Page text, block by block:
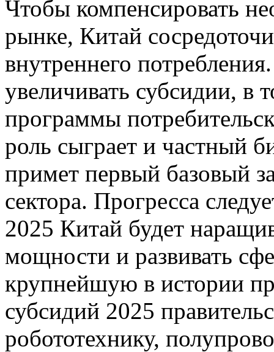
Чтобы компенсировать
рынке, Китай
внутреннего
увеличивать субсидии, в
программы
роль сыграет и частный
примет первый базовый
сектора. Прогресса
2025 Китай будет
мощности и развивать
крупнейшую в истории
субсидий 2025
робототехнику,